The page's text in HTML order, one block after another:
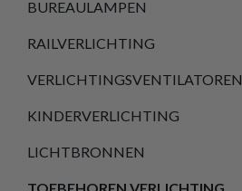
BUREAULAMPEN
RAILVERLICHTING
VERLICHTINGSVENTILATOREN
KINDERVERLICHTING
LICHTBRONNEN